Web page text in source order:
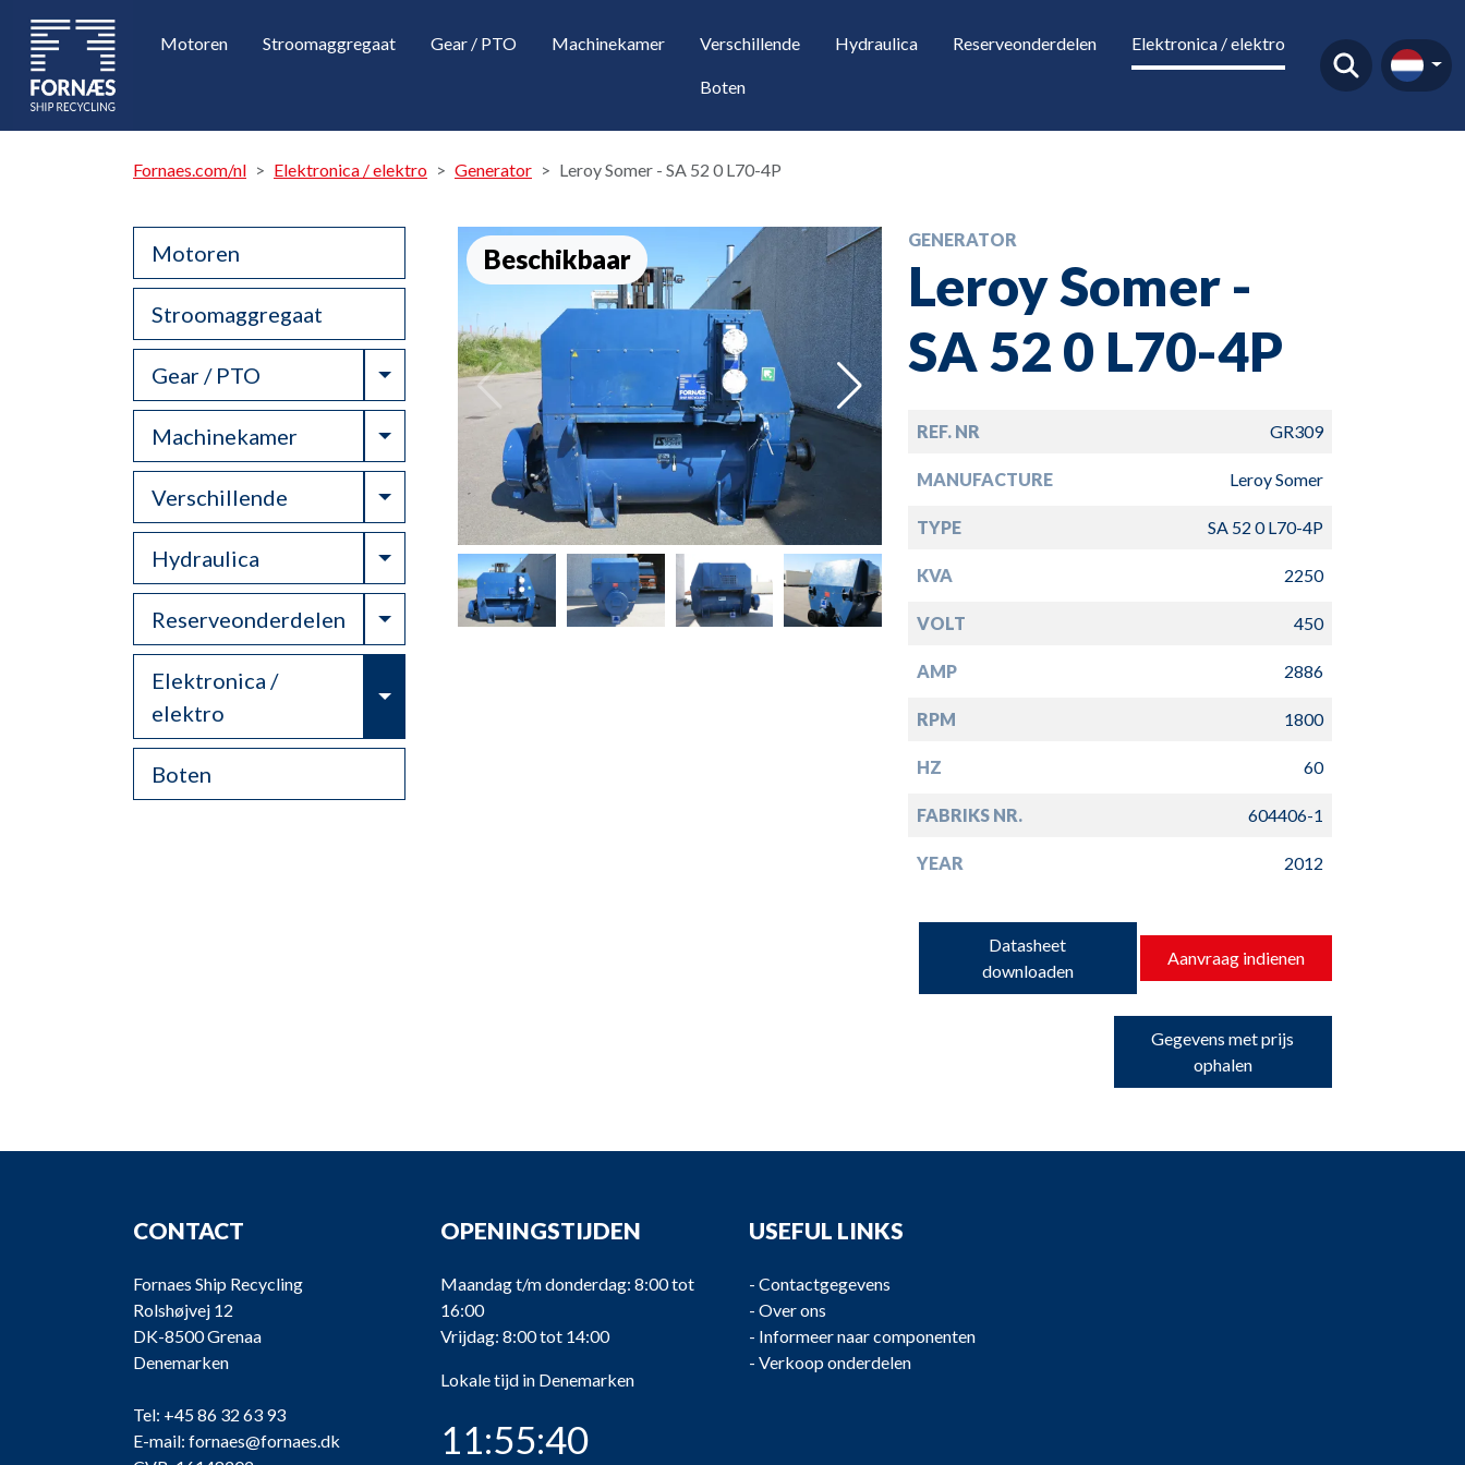
Motoren Stroomaggregaat Gear / PTO Machinekamer Verschillende Hydraulica Reserveonderdelen Elektronica / elektro
Boten
Fornaes.com/nl Elektronica / elektro Generator Leroy Somer - SA 52 0 L70-4P
Motoren
Stroomaggregaat
Gear / PTO Toggle Dropdown
Machinekamer Toggle Dropdown
Verschillende Toggle Dropdown
Hydraulica Toggle Dropdown
Reserveonderdelen Toggle Dropdown
Elektronica /
elektro
Toggle Dropdown
Boten
Beschikbaar
GENERATOR
Leroy Somer -
SA 52 0 L70-4P
REF. NR GR309
MANUFACTURE Leroy Somer
TYPE SA 52 0 L70-4P
KVA 2250
VOLT 450
AMP 2886
RPM 1800
HZ 60
FABRIKS NR. 604406-1
YEAR 2012
Datasheet
downloaden
Aanvraag indienen
Gegevens met prijs
ophalen
CONTACT
Fornaes Ship Recycling
Rolshøjvej 12
DK-8500 Grenaa
Denemarken
Tel: +45 86 32 63 93
E-mail: fornaes@fornaes.dk
OPENINGSTIJDEN
Maandag t/m donderdag: 8:00 tot
16:00
Vrijdag: 8:00 tot 14:00
Lokale tijd in Denemarken
11:55:41
USEFUL LINKS
- Contactgegevens
- Over ons
- Informeer naar componenten
- Verkoop onderdelen